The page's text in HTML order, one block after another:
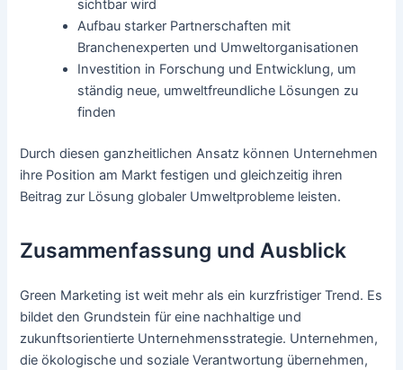
sichtbar wird
Aufbau starker Partnerschaften mit
Branchenexperten und Umweltorganisationen
Investition in Forschung und Entwicklung, um
ständig neue, umweltfreundliche Lösungen zu
finden
Durch diesen ganzheitlichen Ansatz können Unternehmen
ihre Position am Markt festigen und gleichzeitig ihren
Beitrag zur Lösung globaler Umweltprobleme leisten.
Zusammenfassung und Ausblick
Green Marketing ist weit mehr als ein kurzfristiger Trend. Es
bildet den Grundstein für eine nachhaltige und
zukunftsorientierte Unternehmensstrategie. Unternehmen,
die ökologische und soziale Verantwortung übernehmen,